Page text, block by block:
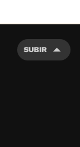
SUBIR